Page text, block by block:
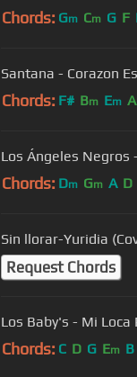
Chords: Gm Cm G F
Santana - Corazon
Chords: F# Bm Em
Los Ángeles Negros
Chords: Dm Gm A D
Sin llorar-Yuridia
Request Chords
Los Baby's - Mi
Chords: C D G Em B